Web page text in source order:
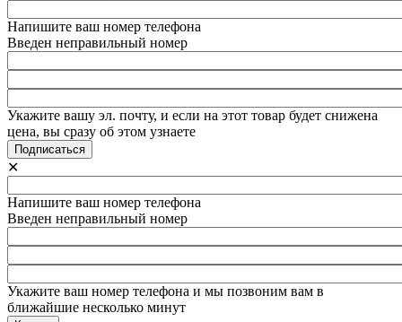
Напишите ваш номер телефона
Введен неправильный номер
Укажите вашу эл. почту, и если на этот товар будет снижена
цена, вы сразу об этом узнаете
✕
Напишите ваш номер телефона
Введен неправильный номер
Укажите ваш номер телефона и мы позвоним вам в
ближайшие несколько минут